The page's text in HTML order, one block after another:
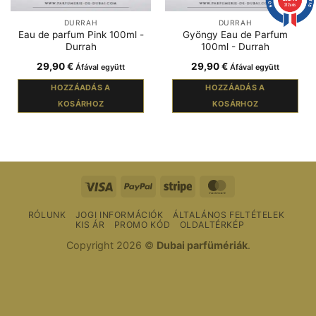
DURRAH
Eau de parfum Pink 100ml -
Durrah
29,90€ Áfával együtt
HOZZÁADÁS A
KOSÁRHOZ
DURRAH
Gyöngy Eau de Parfum
100ml - Durrah
29,90€ Áfával együtt
HOZZÁADÁS A
KOSÁRHOZ
Vízum PayPal Csíkos
RÓLUNK JOGI INFORMÁCIÓK
ÁLTALÁNOS FELTÉTELEK
KIS ÁR
PROMO KÓD OLDALTÉRKÉP
Copyright 2026 © Dubai parfümériák.
212 avis